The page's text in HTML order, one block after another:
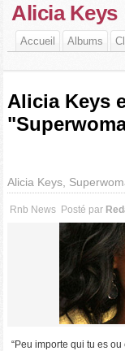
Alicia Keys
Accueil Albums
Alicia Keys
Alicia Keys,
Rnb News Posté par
“Peu importe qui tu es